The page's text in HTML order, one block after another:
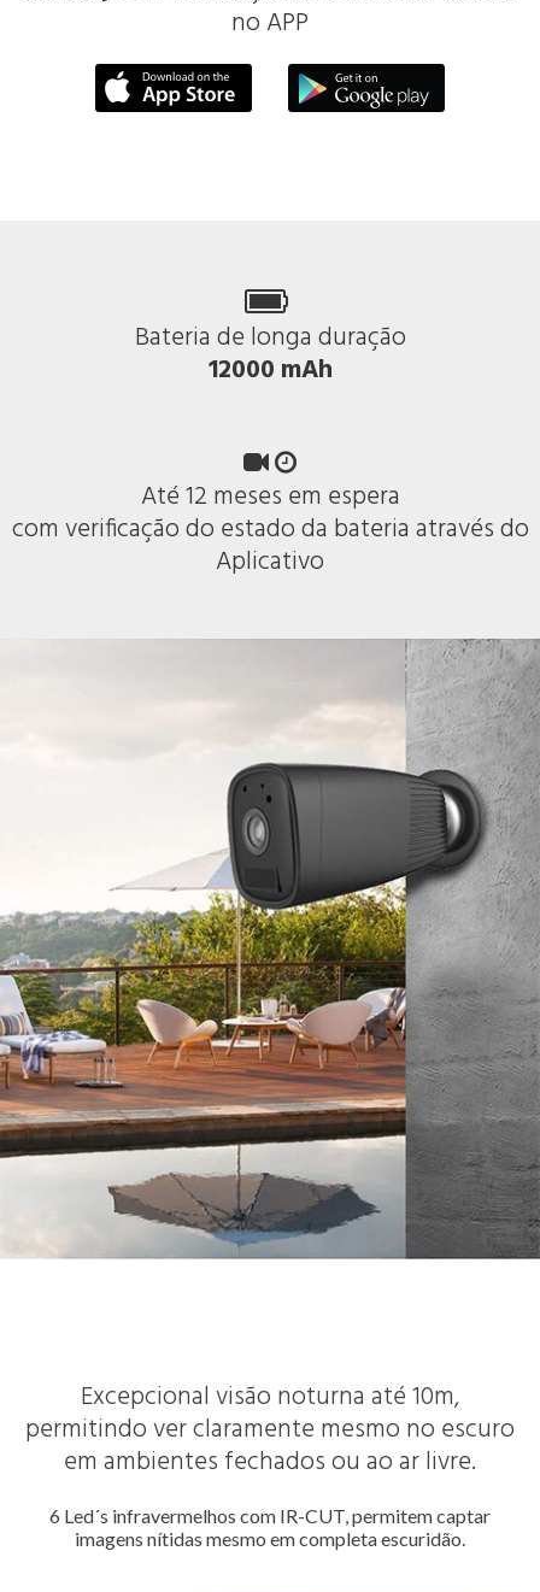
no APP

Bateria de longa duração
12000 mAh
 
Até 12 meses em espera
com verificação do estado da bateria através do
Aplicativo
Excepcional visão noturna até 10m,
permitindo ver claramente mesmo no escuro
em ambientes fechados ou ao ar livre.
6 Led´s infravermelhos com IR-CUT, permitem captar
imagens nítidas mesmo em completa escuridão.